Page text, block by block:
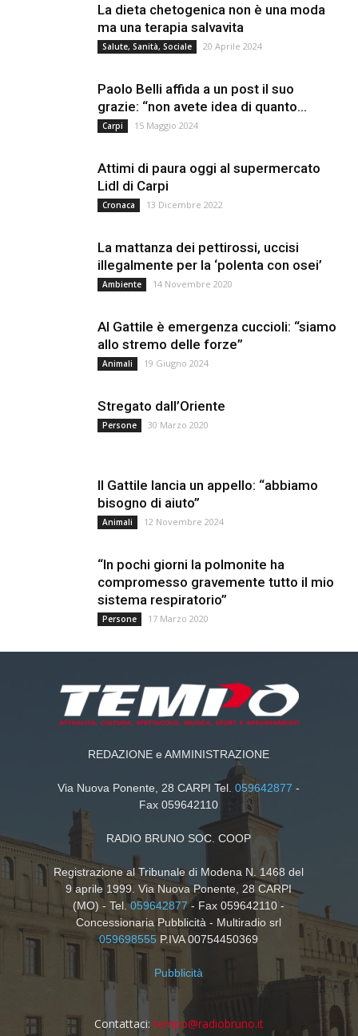
La dieta chetogenica non è una moda
ma una terapia salvavita
Salute, Sanità, Sociale 20 Aprile 2024
Paolo Belli affida a un post il suo
grazie: “non avete idea di quanto...
Carpi 15 Maggio 2024
Attimi di paura oggi al supermercato
Lidl di Carpi
Cronaca 13 Dicembre 2022
La mattanza dei pettirossi, uccisi
illegalmente per la ‘polenta con osei’
Ambiente 14 Novembre 2020
Al Gattile è emergenza cuccioli: “siamo
allo stremo delle forze”
Animali 19 Giugno 2024
Stregato dall’Oriente
Persone 30 Marzo 2020
Il Gattile lancia un appello: “abbiamo
bisogno di aiuto”
Animali 12 Novembre 2024
“In pochi giorni la polmonite ha
compromesso gravemente tutto il mio
sistema respiratorio”
Persone 17 Marzo 2020
REDAZIONE e AMMINISTRAZIONE
Via Nuova Ponente, 28 CARPI Tel.059642877 -
Fax 059642110
RADIO BRUNO SOC. COOP
Registrazione al Tribunale di Modena N. 1468 del
9 aprile 1999. Via Nuova Ponente, 28 CARPI
(MO) - Tel.059642877- Fax 059642110 -
Concessionaria Pubblicità - Multiradio srl
059698555 P.IVA 00754450369
Pubblicità
Contattaci: tempo@radiobruno.it